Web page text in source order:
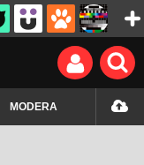
MODERA